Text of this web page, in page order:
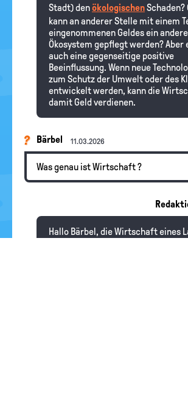
Stadt) denökologischenSchaden?
kann an anderer Stelle mit einem
eingenommenen Geldes ein
Ökosystem gepflegt werden? Aber
auch eine gegenseitige positive
Beeinflussung. Wenn neue
zum Schutz der Umwelt oder des
entwickelt werden, kann die
damit Geld verdienen.
Bärbel 11.03.2026
Was genau ist Wirtschaft ?
Hallo Bärbel, die Wirtschaft eines